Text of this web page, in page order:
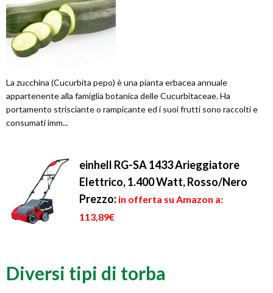
La zucchina (Cucurbita pepo) è una pianta erbacea annuale
appartenente alla famiglia botanica delle Cucurbitaceae. Ha
portamento strisciante o rampicante ed i suoi frutti sono raccolti e
consumati imm...
einhell RG-SA 1433 Arieggiatore
Elettrico, 1.400 Watt, Rosso/Nero
Prezzo: in offerta su Amazon a:
113,89€
Diversi tipi di torba